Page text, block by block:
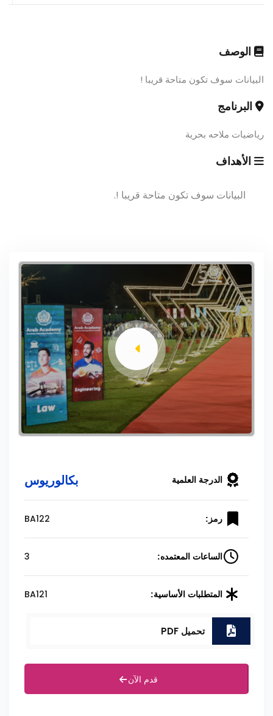
الوصف
البيانات سوف تكون متاحة قريبا !
البرنامج
رياضيات ملاحه بحرية
الأهداف
البيانات سوف تكون متاحة قريبا !.
الدرجة العلمية بكالوريوس
رمز: BA122
الساعات المعتمده: 3
المتطلبات الأساسية: BA121
تحميل PDF
قدم الآن